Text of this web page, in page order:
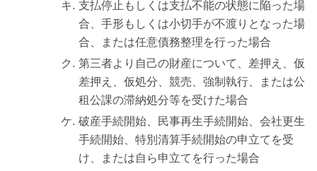
支払停止もしくは支払不能の状態に陥った場
合、手形もしくは小切手が不渡りとなった場
合、または任意債務整理を行った場合
第三者より自己の財産について、差押え、仮
差押え、仮処分、競売、強制執行、または公
租公課の滞納処分等を受けた場合
破産手続開始、民事再生手続開始、会社更生
手続開始、特別清算手続開始の申立てを受
け、または自ら申立てを行った場合